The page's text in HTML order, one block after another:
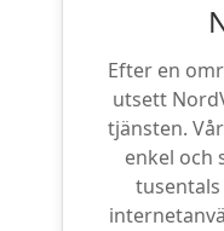
Efter en
utsett
tjänsten.
enkel och